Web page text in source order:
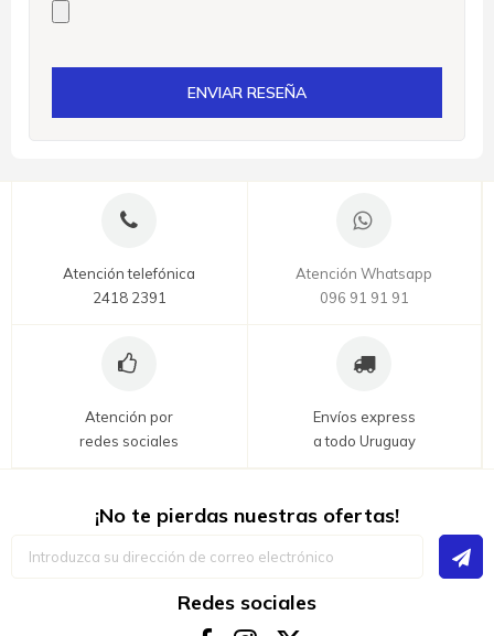
ENVIAR RESEÑA
Atención telefónica
2418 2391
Atención Whatsapp
096 91 91 91
Atención por
redes sociales
Envíos express
a todo Uruguay
¡No te pierdas nuestras ofertas!
Redes sociales